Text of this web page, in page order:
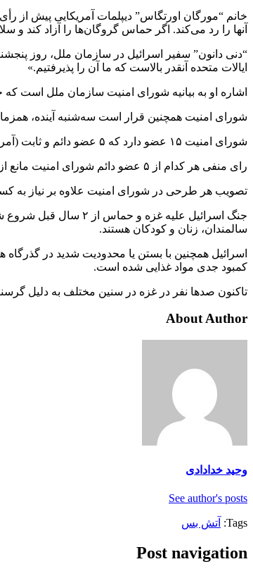
خانم “مورگان اورتگاس” دیپلمات آمریکایی پیش
آنها را رد می‌کند. اگر حماس گروگان‌ها را آزاد کند و
“دنی دانون” سفیر اسرائیل در سازمان ملل، روز
ایالات متحده آنقدر بالاست که ما آن را پذیرفتیم.»
اشاره او به بیانیه شورای امنیت سازمان ملل است که
شورای امنیت همچنین قرار است سه‌شنبه آینده،
شورای امنیت ۱۵ عضو دارد که ۵ عضو دائم و ثابت (آمریکا، چین، روسیه، فرانسه و بریتانیا) و ۱۰ عضو غیردائم هستند. اعضای غیردائم به صورت دوره ای انتخاب می شوند.
رای منفی هر کدام از ۵ عضو دائم شورای امنیت مانع از تصویب طرح ها در این شورا می شود حتی اگر تعداد کافی رای مثبت داشته باشد.
تصویب هر طرحی در شورای امنیت علاوه بر نیاز
سالمندان، زنان و کودکان هستند.
اسرائیل همچنین با بستن یا محدودیت شدید در
کمبود جدی مواد غذایی شده است.
تاکنون صدها نفر در غزه در سنین مختلف به دلیل
About Author
وحید خدادادی
See author's posts
Tags: آتش بس
Post navigation